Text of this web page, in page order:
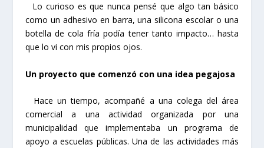
Lo curioso es que nunca pensé que algo tan básico
como un adhesivo en barra, una silicona escolar o una
botella de cola fría podía tener tanto impacto… hasta
que lo vi con mis propios ojos.
Un proyecto que comenzó con una idea pegajosa
Hace un tiempo, acompañé a una colega del área
comercial a una actividad organizada por una
municipalidad que implementaba un programa de
apoyo a escuelas públicas. Una de las actividades más